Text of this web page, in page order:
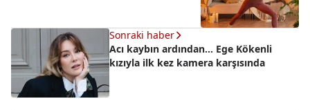
Sonraki haber
Acı kaybın ardından… Ege Kökenli
kızıyla ilk kez kamera karşısında